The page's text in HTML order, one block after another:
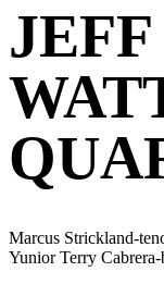
JEFF
Marcus Strickland-
Yunior Terry Cabrera-